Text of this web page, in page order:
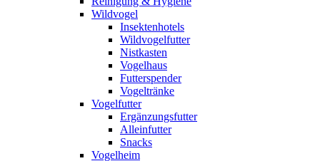
Wildvogel
Insektenhotels
Wildvogelfutter
Nistkasten
Vogelhaus
Futterspender
Vogeltränke
Vogelfutter
Ergänzungsfutter
Alleinfutter
Snacks
Vogelheim